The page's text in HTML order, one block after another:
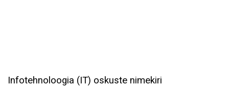
Infotehnoloogia (IT) oskuste nimekiri